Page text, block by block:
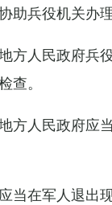
助兵役机关办
方人民政府兵
查。
方人民政府应
当在军人退出